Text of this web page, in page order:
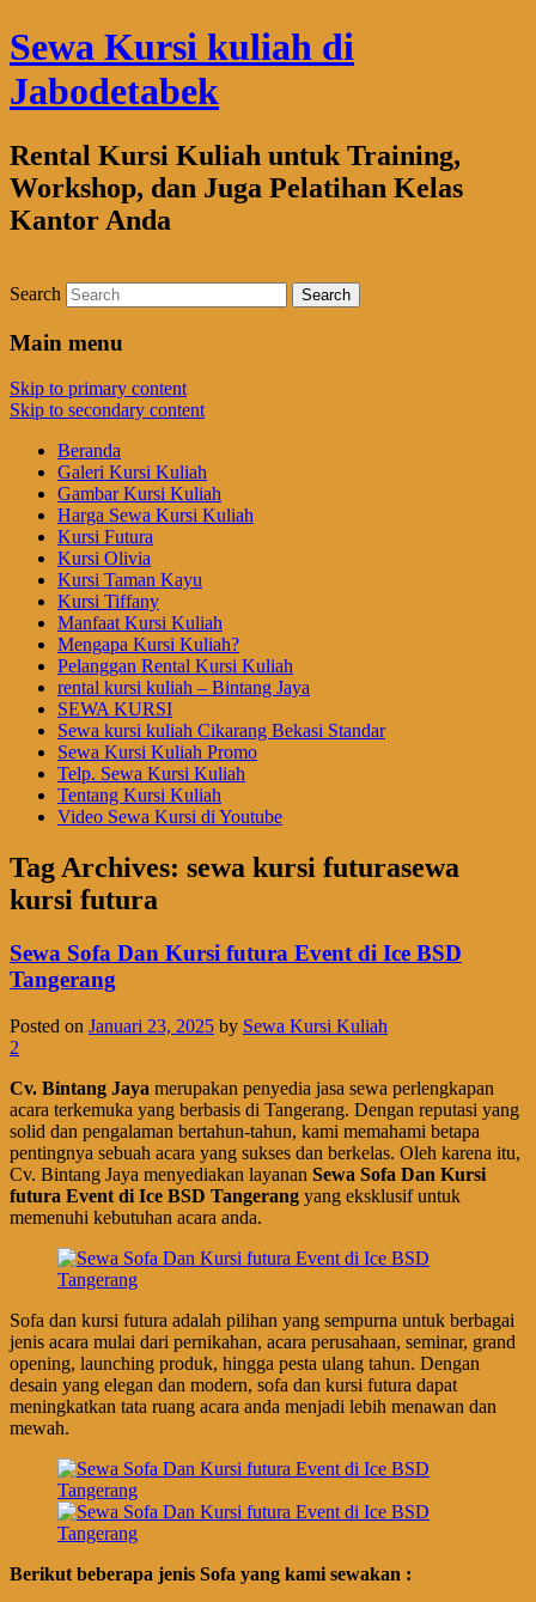
Sewa Kursi kuliah di
Jabodetabek
Rental Kursi Kuliah untuk Training,
Workshop, dan Juga Pelatihan Kelas
Kantor Anda
Search
Main menu
Skip to primary content
Skip to secondary content
Beranda
Galeri Kursi Kuliah
Gambar Kursi Kuliah
Harga Sewa Kursi Kuliah
Kursi Futura
Kursi Olivia
Kursi Taman Kayu
Kursi Tiffany
Manfaat Kursi Kuliah
Mengapa Kursi Kuliah?
Pelanggan Rental Kursi Kuliah
rental kursi kuliah – Bintang Jaya
SEWA KURSI
Sewa kursi kuliah Cikarang Bekasi Standar
Sewa Kursi Kuliah Promo
Telp. Sewa Kursi Kuliah
Tentang Kursi Kuliah
Video Sewa Kursi di Youtube
Tag Archives: sewa kursi futurasewa
kursi futura
Sewa Sofa Dan Kursi futura Event di Ice BSD
Tangerang
Posted on Januari 23, 2025 by Sewa Kursi Kuliah
2
Cv. Bintang Jaya merupakan penyedia jasa sewa perlengkapan
acara terkemuka yang berbasis di Tangerang. Dengan reputasi yang
solid dan pengalaman bertahun-tahun, kami memahami betapa
pentingnya sebuah acara yang sukses dan berkelas. Oleh karena itu,
Cv. Bintang Jaya menyediakan layanan Sewa Sofa Dan Kursi
futura Event di Ice BSD Tangerang yang eksklusif untuk
memenuhi kebutuhan acara anda.
Sofa dan kursi futura adalah pilihan yang sempurna untuk berbagai
jenis acara mulai dari pernikahan, acara perusahaan, seminar, grand
opening, launching produk, hingga pesta ulang tahun. Dengan
desain yang elegan dan modern, sofa dan kursi futura dapat
meningkatkan tata ruang acara anda menjadi lebih menawan dan
mewah.
Berikut beberapa jenis Sofa yang kami sewakan :